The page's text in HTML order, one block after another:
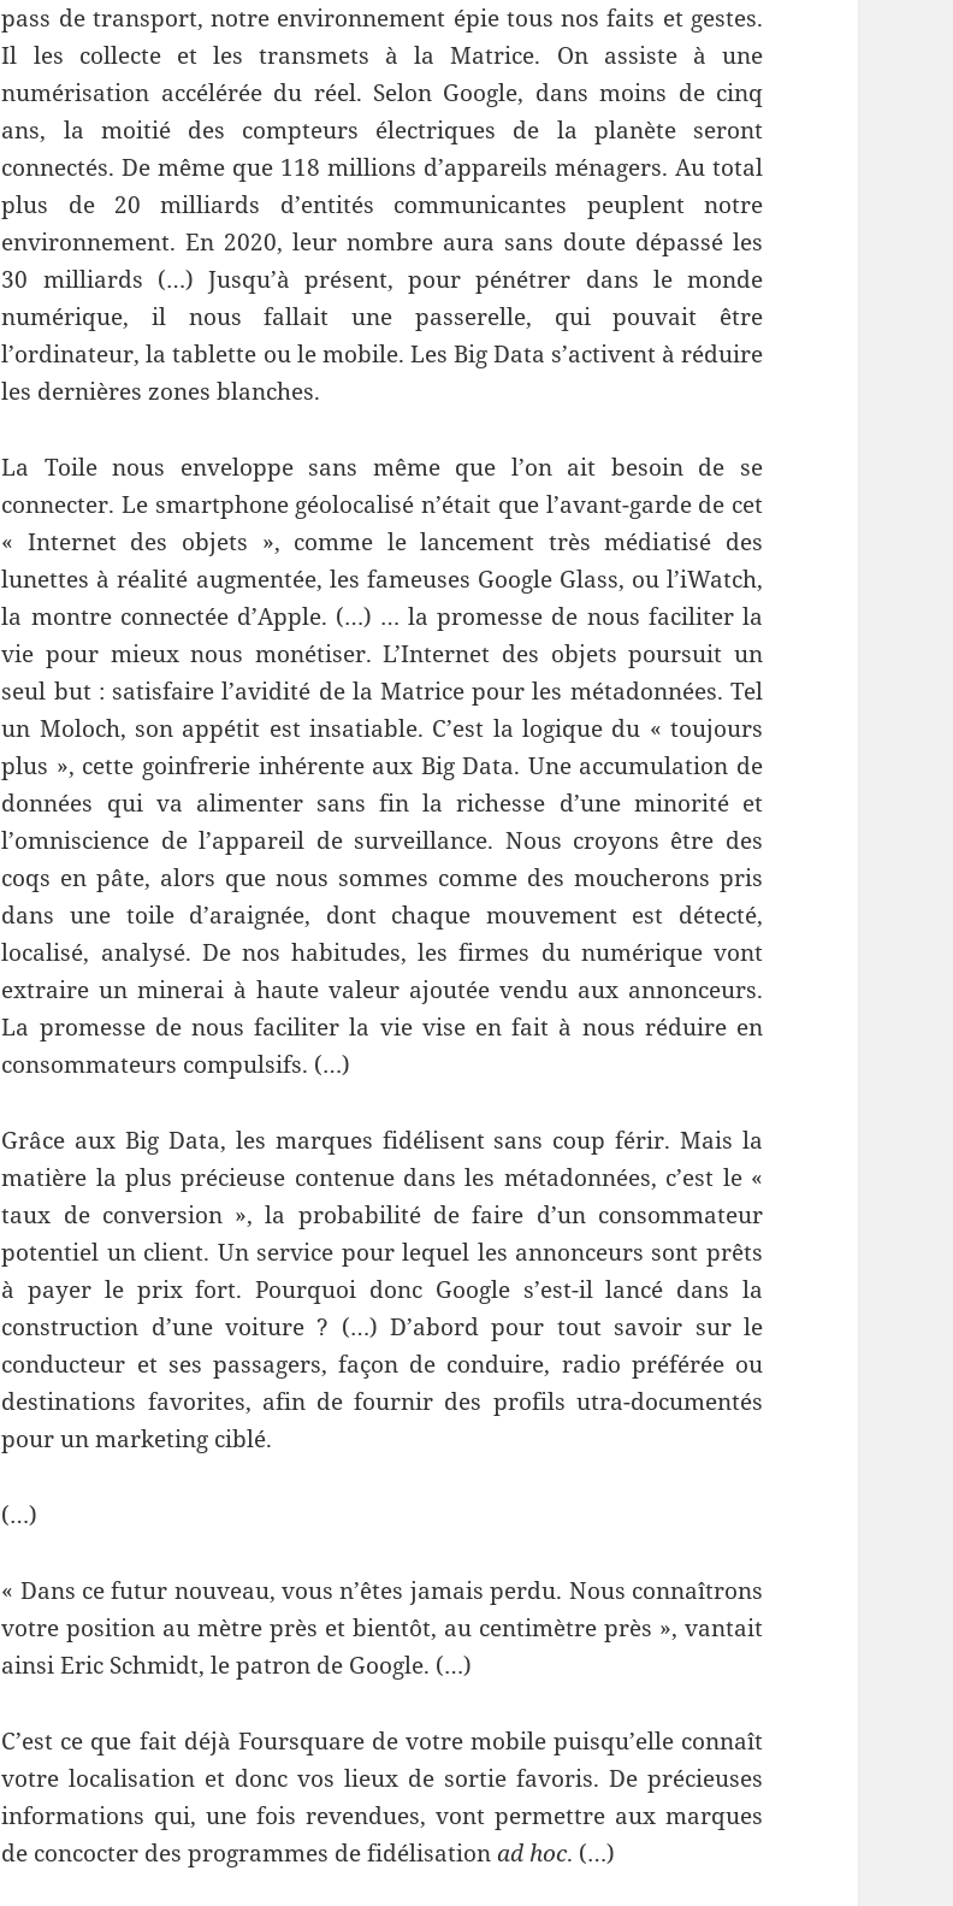
pass de transport, notre environnement épie tous nos faits et gestes.
Il les collecte et les transmets à la Matrice. On assiste à une
numérisation accélérée du réel. Selon Google, dans moins de cinq
ans, la moitié des compteurs électriques de la planète seront
connectés. De même que 118 millions d’appareils ménagers. Au total
plus de 20 milliards d’entités communicantes peuplent notre
environnement. En 2020, leur nombre aura sans doute dépassé les
30 milliards (…) Jusqu’à présent, pour pénétrer dans le monde
numérique, il nous fallait une passerelle, qui pouvait être
l’ordinateur, la tablette ou le mobile. Les Big Data s’activent à réduire
les dernières zones blanches.
La Toile nous enveloppe sans même que l’on ait besoin de se
connecter. Le smartphone géolocalisé n’était que l’avant-garde de cet
« Internet des objets », comme le lancement très médiatisé des
lunettes à réalité augmentée, les fameuses Google Glass, ou l’iWatch,
la montre connectée d’Apple. (…) … la promesse de nous faciliter la
vie pour mieux nous monétiser. L’Internet des objets poursuit un
seul but : satisfaire l’avidité de la Matrice pour les métadonnées. Tel
un Moloch, son appétit est insatiable. C’est la logique du « toujours
plus », cette goinfrerie inhérente aux Big Data. Une accumulation de
données qui va alimenter sans fin la richesse d’une minorité et
l’omniscience de l’appareil de surveillance. Nous croyons être des
coqs en pâte, alors que nous sommes comme des moucherons pris
dans une toile d’araignée, dont chaque mouvement est détecté,
localisé, analysé. De nos habitudes, les firmes du numérique vont
extraire un minerai à haute valeur ajoutée vendu aux annonceurs.
La promesse de nous faciliter la vie vise en fait à nous réduire en
consommateurs compulsifs. (…)
Grâce aux Big Data, les marques fidélisent sans coup férir. Mais la
matière la plus précieuse contenue dans les métadonnées, c’est le «
taux de conversion », la probabilité de faire d’un consommateur
potentiel un client. Un service pour lequel les annonceurs sont prêts
à payer le prix fort. Pourquoi donc Google s’est-il lancé dans la
construction d’une voiture ? (…) D’abord pour tout savoir sur le
conducteur et ses passagers, façon de conduire, radio préférée ou
destinations favorites, afin de fournir des profils utra-documentés
pour un marketing ciblé.
(…)
« Dans ce futur nouveau, vous n’êtes jamais perdu. Nous connaîtrons
votre position au mètre près et bientôt, au centimètre près », vantait
ainsi Eric Schmidt, le patron de Google. (…)
C’est ce que fait déjà Foursquare de votre mobile puisqu’elle connaît
votre localisation et donc vos lieux de sortie favoris. De précieuses
informations qui, une fois revendues, vont permettre aux marques
de concocter des programmes de fidélisationad hoc. (…)